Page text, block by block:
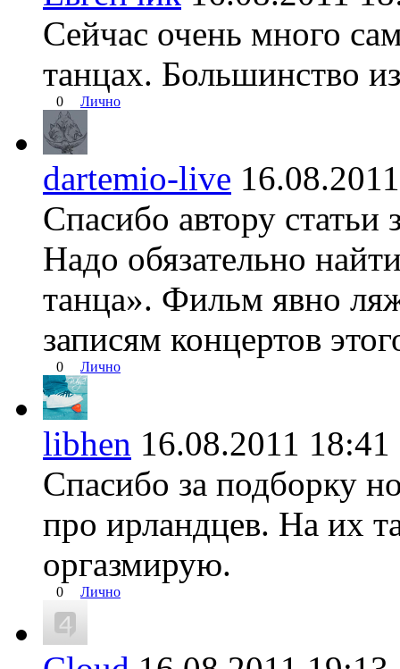
Сейчас очень много
танцах. Большинство
0 Лично
dartemio-live
Спасибо автору
Надо обязательно
танца». Фильм явно
записям концертов
0 Лично
libhen 16.08.2011
Спасибо за подборку
про ирландцев. На их
оргазмирую.
0 Лично